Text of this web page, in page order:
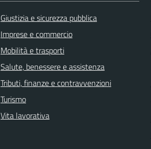
Giustizia e sicurezza pubblica
Imprese e commercio
Mobilità e trasporti
Salute, benessere e assistenza
Tributi, finanze e contravvenzioni
Turismo
Vita lavorativa